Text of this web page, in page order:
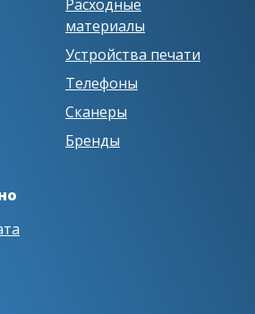
Расходные
материалы
Устройства печати
Телефоны
Сканеры
Бренды